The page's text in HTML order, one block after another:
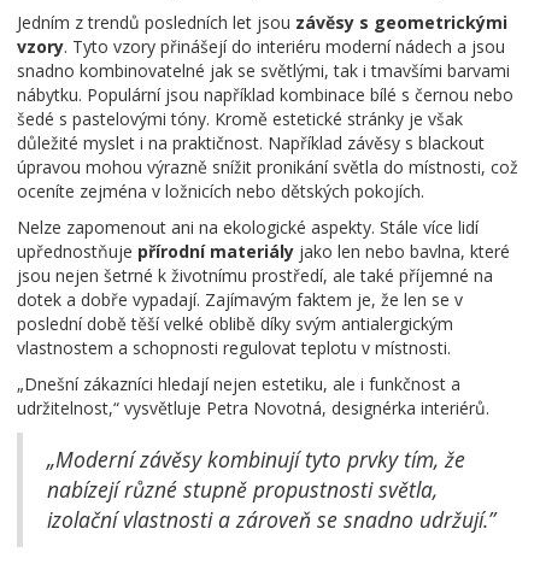
Jedním z trendů posledních let jsou závěsy s geometrickými
vzory. Tyto vzory přinášejí do interiéru moderní nádech a jsou
snadno kombinovatelné jak se světlými, tak i tmavšími barvami
nábytku. Populární jsou například kombinace bílé s černou nebo
šedé s pastelovými tóny. Kromě estetické stránky je však
důležité myslet i na praktičnost. Například závěsy s blackout
úpravou mohou výrazně snížit pronikání světla do místnosti, což
oceníte zejména v ložnicích nebo dětských pokojích.
Nelze zapomenout ani na ekologické aspekty. Stále více lidí
upřednostňuje přírodní materiály jako len nebo bavlna, které
jsou nejen šetrné k životnímu prostředí, ale také příjemné na
dotek a dobře vypadají. Zajímavým faktem je, že len se v
poslední době těší velké oblibě díky svým antialergickým
vlastnostem a schopnosti regulovat teplotu v místnosti.
„Dnešní zákazníci hledají nejen estetiku, ale i funkčnost a
udržitelnost,“ vysvětluje Petra Novotná, designérka interiérů.
„Moderní závěsy kombinují tyto prvky tím, že
nabízejí různé stupně propustnosti světla,
izolační vlastnosti a zároveň se snadno udržují.”